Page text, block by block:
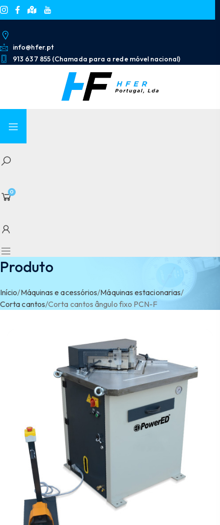
info@hfer.pt
913 637 855 (Chamada para a rede móvel nacional)
0
Produto
Início/Máquinas e acessórios/Máquinas estacionarias/
Corta cantos/Corta cantos ângulo fixo PCN-F